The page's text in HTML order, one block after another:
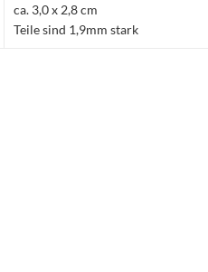
ca. 3,0 x 2,8 cm
Teile sind 1,9mm stark